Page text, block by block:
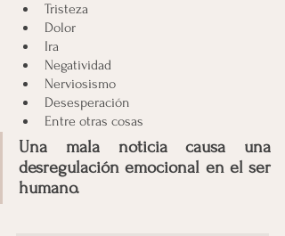
Tristeza
Dolor
Ira
Negatividad
Nerviosismo
Desesperación
Entre otras cosas
Una mala noticia causa una
desregulación emocional en el ser
humano.